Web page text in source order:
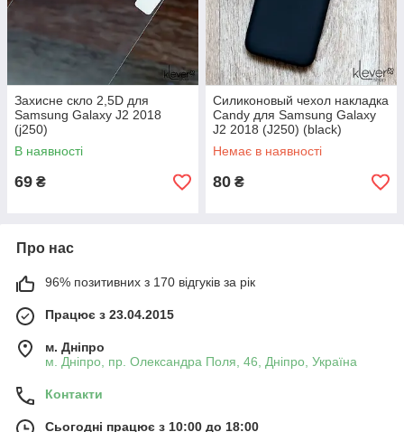
Захисне скло 2,5D для
Samsung Galaxy J2 2018
(j250)
В наявності
69 ₴
Силиконовый чехол накладка
Candy для Samsung Galaxy
J2 2018 (J250) (black)
Немає в наявності
80 ₴
Про нас
96% позитивних з 170 відгуків за рік
Працює з 23.04.2015
м. Дніпро
м. Дніпро, пр. Олександра Поля, 46, Дніпро, Україна
Контакти
Сьогодні працює з 10:00 до 18:00